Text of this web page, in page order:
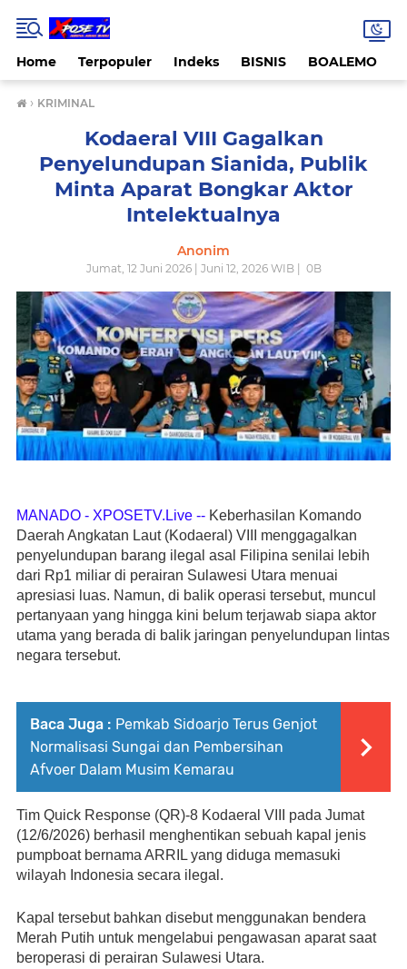
Home Terpopuler Indeks BISNIS BOALEMO
› KRIMINAL
Kodaeral VIII Gagalkan
Penyelundupan Sianida, Publik
Minta Aparat Bongkar Aktor
Intelektualnya
Anonim
Jumat, 12 Juni 2026 | Juni 12, 2026 WIB | 0B
MANADO - XPOSETV.Live -- Keberhasilan Komando
Daerah Angkatan Laut (Kodaeral) VIII menggagalkan
penyelundupan barang ilegal asal Filipina senilai lebih
dari Rp1 miliar di perairan Sulawesi Utara menuai
apresiasi luas. Namun, di balik operasi tersebut, muncul
pertanyaan yang hingga kini belum terjawab siapa aktor
utama yang berada di balik jaringan penyelundupan lintas
negara tersebut.
Baca Juga : Pemkab Sidoarjo Terus Genjot
Normalisasi Sungai dan Pembersihan
Afvoer Dalam Musim Kemarau
Tim Quick Response (QR)-8 Kodaeral VIII pada Jumat
(12/6/2026) berhasil menghentikan sebuah kapal jenis
pumpboat bernama ARRIL yang diduga memasuki
wilayah Indonesia secara ilegal.
Kapal tersebut bahkan disebut menggunakan bendera
Merah Putih untuk mengelabui pengawasan aparat saat
beroperasi di perairan Sulawesi Utara.